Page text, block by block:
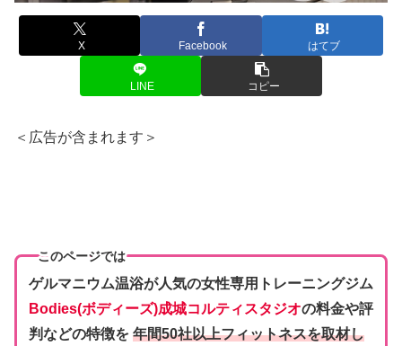
X Facebook はてブ
LINE コピー
＜広告が含まれます＞
このページでは
ゲルマニウム温浴が人気の女性専用トレーニングジム
Bodies(ボディーズ)成城コルティスタジオの料金や評
判などの特徴を 年間50社以上フィットネスを取材し